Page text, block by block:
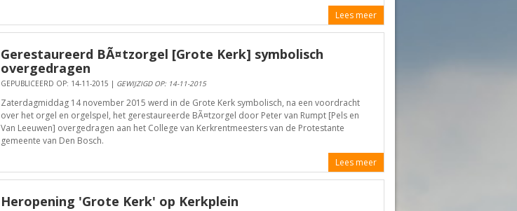
Lees meer
Gerestaureerd BÃ¤tzorgel [Grote Kerk] symbolisch
overgedragen
GEPUBLICEERD OP: 14-11-2015 | GEWIJZIGD OP: 14-11-2015
Zaterdagmiddag 14 november 2015 werd in de Grote Kerk symbolisch, na een voordracht
over het orgel en orgelspel, het gerestaureerde BÃ¤tzorgel door Peter van Rumpt [Pels en
Van Leeuwen] overgedragen aan het College van Kerkrentmeesters van de Protestante
gemeente van Den Bosch.
Lees meer
Heropening 'Grote Kerk' op Kerkplein